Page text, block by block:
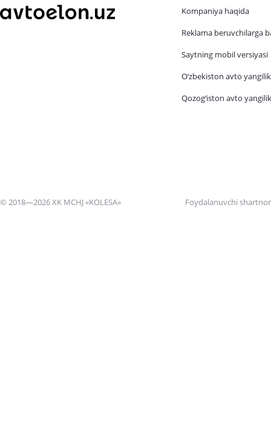
Kompaniya haqida
Reklama beruvchilarga
Saytning mobil versiyasi
O‘zbekiston avto
Qozog‘iston avto
© 2018—2026 XK MCHJ «KOLESA» Foydalanuvchi